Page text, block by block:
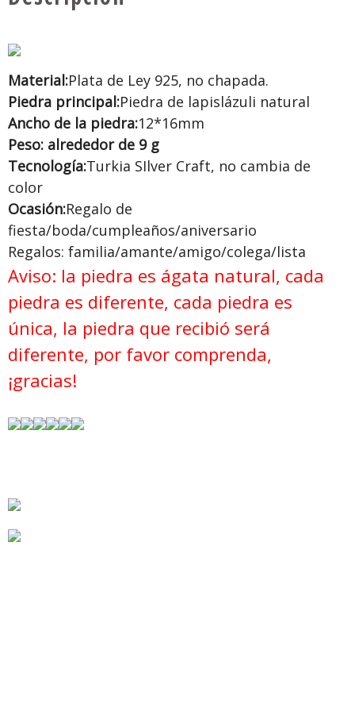
Material:Plata de Ley 925, no chapada.
Piedra principal:Piedra de lapislázuli natural
Ancho de la piedra:12*16mm
Peso: alrededor de 9 g
Tecnología:Turkia SIlver Craft, no cambia de
color
Ocasión:Regalo de
fiesta/boda/cumpleaños/aniversario
Regalos: familia/amante/amigo/colega/lista
Aviso: la piedra es ágata natural, cada
piedra es diferente, cada piedra es
única, la piedra que recibió será
diferente, por favor comprenda,
¡gracias!